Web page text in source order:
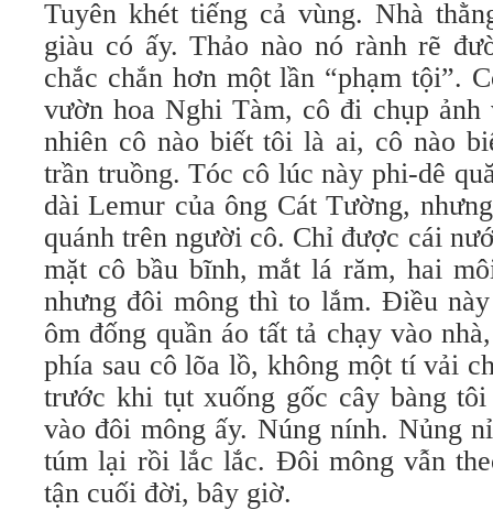
Tuyên khét tiếng cả vùng. Nhà
giàu có ấy. Thảo nào nó rành rẽ
chắc chắn hơn một lần “phạm tội”.
vườn hoa Nghi Tàm, cô đi chụp
nhiên cô nào biết tôi là ai, cô nào
trần truồng. Tóc cô lúc này phi-dê
dài Lemur của ông Cát Tường,
quánh trên người cô. Chỉ được cái
mặt cô bầu bĩnh, mắt lá răm, hai
nhưng đôi mông thì to lắm. Điều
ôm đống quần áo tất tả chạy vào
phía sau cô lõa lồ, không một tí vải
trước khi tụt xuống gốc cây bàng
vào đôi mông ấy. Núng nính. Nủng
túm lại rồi lắc lắc. Đôi mông vẫn
tận cuối đời, bây giờ.